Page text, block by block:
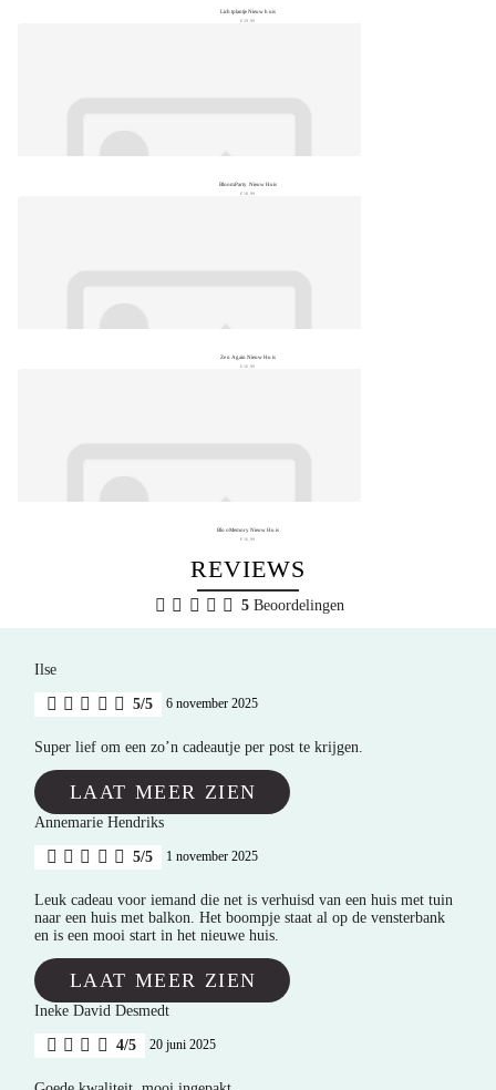
Lichtplantje Nieuw huis
€ 19,99
BloomParty Nieuw Huis
€ 18,99
Zen Again Nieuw Huis
€ 16,99
BlooMemory Nieuw Huis
€ 16,99
REVIEWS
5Beoordelingen
Ilse
5/5 6 november 2025
Super lief om een zo’n cadeautje per post te krijgen.
LAAT MEER ZIEN
Annemarie Hendriks
5/5 1 november 2025
Leuk cadeau voor iemand die net is verhuisd van een huis met tuin
naar een huis met balkon. Het boompje staat al op de vensterbank
en is een mooi start in het nieuwe huis.
LAAT MEER ZIEN
Ineke David Desmedt
4/5 20 juni 2025